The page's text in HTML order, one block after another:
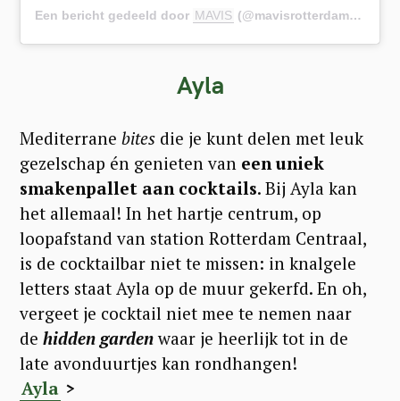
Een bericht gedeeld door MAVIS (@mavisrotterdam) op
Ayla
Mediterrane bites die je kunt delen met leuk
gezelschap én genieten van een uniek
smakenpallet aan cocktails. Bij Ayla kan
het allemaal! In het hartje centrum, op
loopafstand van station Rotterdam Centraal,
is de cocktailbar niet te missen: in knalgele
letters staat Ayla op de muur gekerfd. En oh,
vergeet je cocktail niet mee te nemen naar
de hidden gardenwaar je heerlijk tot in de
late avonduurtjes kan rondhangen!
Ayla >